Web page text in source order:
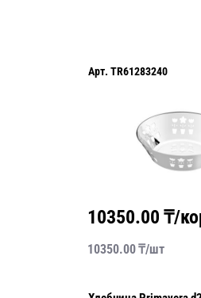
Арт. TR61283240
10350.00 ₸/
10350.00₸/шт